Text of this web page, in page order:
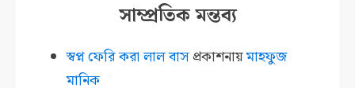
সাম্প্রতিক মন্তব্য
স্বপ্ন ফেরি করা লাল বাসপ্রকাশনায়মাহফুজ
মানিক